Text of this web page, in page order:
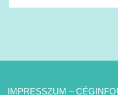
IMPRESSZUM –